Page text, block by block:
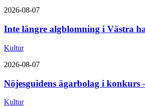
2026-08-07
Inte längre algblomning i Västra
Kultur
2026-08-07
Nöjesguidens ägarbolag i konkurs
Kultur